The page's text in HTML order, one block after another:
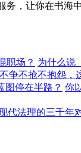
务，让你在书海
职场？ 为什么说
争不抢不抱怨，
图停在半路？ 你
代法理的三千年